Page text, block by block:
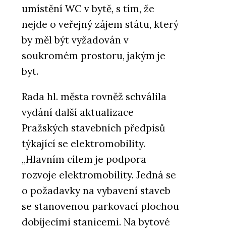
umístění WC v bytě, s tím, že
nejde o veřejný zájem státu, který
by měl být vyžadován v
soukromém prostoru, jakým je
byt.
Rada hl. města rovněž schválila
vydání další aktualizace
Pražských stavebních předpisů
týkající se elektromobility.
„Hlavním cílem je podpora
rozvoje elektromobility. Jedná se
o požadavky na vybavení staveb
se stanovenou parkovací plochou
dobíjecími stanicemi. Na bytové